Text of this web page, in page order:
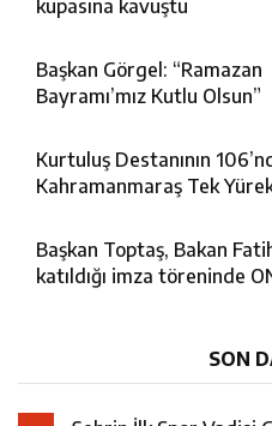
kupasına kavuştu
Başkan Görgel: “Ramazan
Bayramı’mız Kutlu Olsun”
Kurtuluş Destanının
Kahramanmaraş Tek
Başkan Toptaş, Bakan Fatih
katıldığı imza töreninde
SON